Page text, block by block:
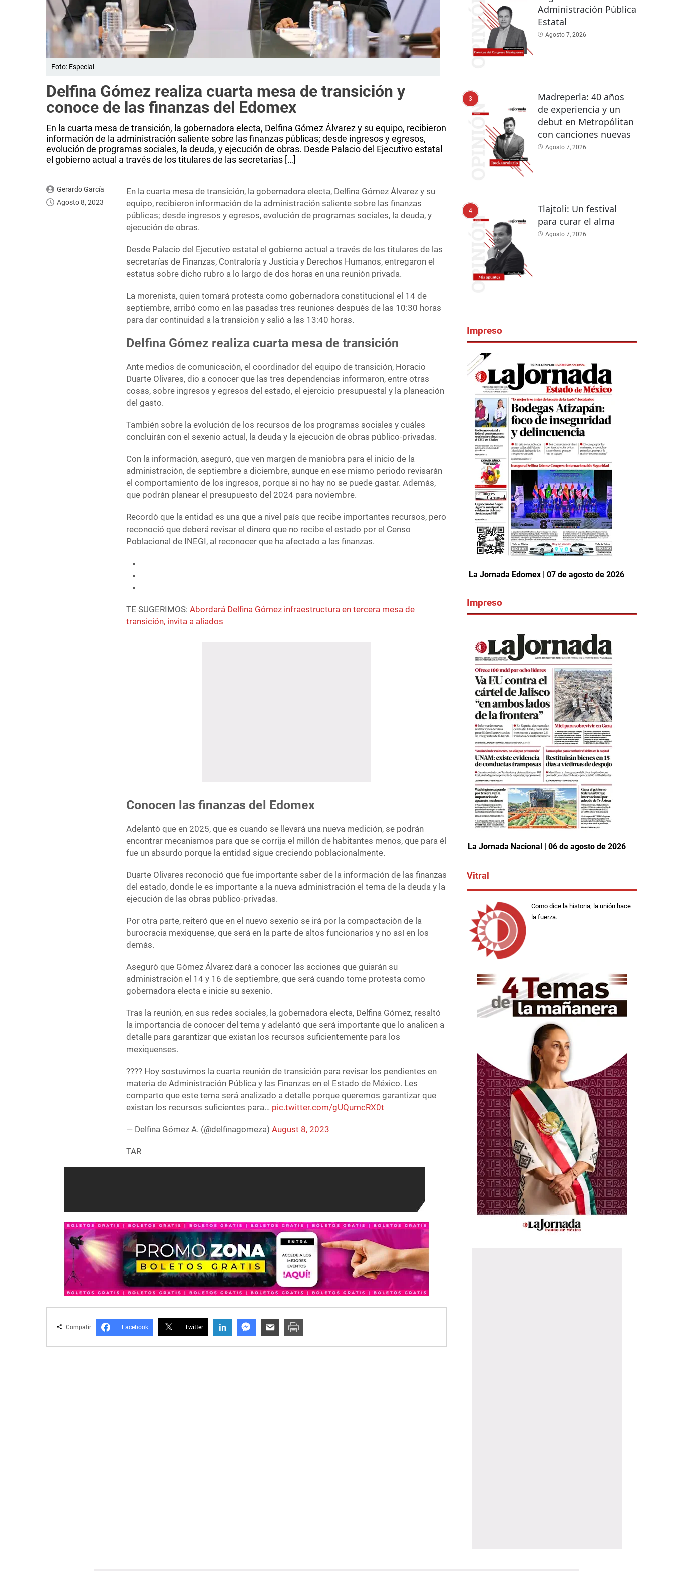
Foto: Especial
Delfina Gómez realiza cuarta mesa de transición y
conoce de las finanzas del Edomex
En la cuarta mesa de transición, la gobernadora electa, Delfina Gómez Álvarez y su equipo, recibieron
información de la administración saliente sobre las finanzas públicas; desde ingresos y egresos,
evolución de programas sociales, la deuda, y ejecución de obras. Desde Palacio del Ejecutivo estatal
el gobierno actual a través de los titulares de las secretarías […]
Gerardo García
Agosto 8, 2023
En la cuarta mesa de transición, la gobernadora electa, Delfina Gómez Álvarez y su
equipo, recibieron información de la administración saliente sobre las finanzas
públicas; desde ingresos y egresos, evolución de programas sociales, la deuda, y
ejecución de obras.
Desde Palacio del Ejecutivo estatal el gobierno actual a través de los titulares de las
secretarías de Finanzas, Contraloría y Justicia y Derechos Humanos, entregaron el
estatus sobre dicho rubro a lo largo de dos horas en una reunión privada.
La morenista, quien tomará protesta como gobernadora constitucional el 14 de
septiembre, arribó como en las pasadas tres reuniones después de las 10:30 horas
para dar continuidad a la transición y salió a las 13:40 horas.
Delfina Gómez realiza cuarta mesa de transición
Ante medios de comunicación, el coordinador del equipo de transición, Horacio
Duarte Olivares, dio a conocer que las tres dependencias informaron, entre otras
cosas, sobre ingresos y egresos del estado, el ejercicio presupuestal y la planeación
del gasto.
También sobre la evolución de los recursos de los programas sociales y cuáles
concluirán con el sexenio actual, la deuda y la ejecución de obras público-privadas.
Con la información, aseguró, que ven margen de maniobra para el inicio de la
administración, de septiembre a diciembre, aunque en ese mismo periodo revisarán
el comportamiento de los ingresos, porque si no hay no se puede gastar. Además,
que podrán planear el presupuesto del 2024 para noviembre.
Recordó que la entidad es una que a nivel país que recibe importantes recursos, pero
reconoció que deberá revisar el dinero que no recibe el estado por el Censo
Poblacional de INEGI, al reconocer que ha afectado a las finanzas.
TE SUGERIMOS: Abordará Delfina Gómez infraestructura en tercera mesa de
transición, invita a aliados
Conocen las finanzas del Edomex
Adelantó que en 2025, que es cuando se llevará una nueva medición, se podrán
encontrar mecanismos para que se corrija el millón de habitantes menos, que para él
fue un absurdo porque la entidad sigue creciendo poblacionalmente.
Duarte Olivares reconoció que fue importante saber de la información de las finanzas
del estado, donde le es importante a la nueva administración el tema de la deuda y la
ejecución de las obras público-privadas.
Por otra parte, reiteró que en el nuevo sexenio se irá por la compactación de la
burocracia mexiquense, que será en la parte de altos funcionarios y no así en los
demás.
Aseguró que Gómez Álvarez dará a conocer las acciones que guiarán su
administración el 14 y 16 de septiembre, que será cuando tome protesta como
gobernadora electa e inicie su sexenio.
Tras la reunión, en sus redes sociales, la gobernadora electa, Delfina Gómez, resaltó
la importancia de conocer del tema y adelantó que será importante que lo analicen a
detalle para garantizar que existan los recursos suficientemente para los
mexiquenses.
???? Hoy sostuvimos la cuarta reunión de transición para revisar los pendientes en
materia de Administración Pública y las Finanzas en el Estado de México. Les
comparto que este tema será analizado a detalle porque queremos garantizar que
existan los recursos suficientes para… pic.twitter.com/gUQumcRX0t
— Delfina Gómez A. (@delfinagomeza) August 8, 2023
TAR
Compatir Facebook Twitter in
Administración Pública
Estatal
Agosto 7, 2026
3
Madreperla: 40 años
de experiencia y un
debut en Metropólitan
con canciones nuevas
Agosto 7, 2026
4
Tlajtoli: Un festival
para curar el alma
Agosto 7, 2026
Impreso
La Jornada Edomex | 07 de agosto de 2026
Impreso
La Jornada Nacional | 06 de agosto de 2026
Vitral
Como dice la historia; la unión hace
la fuerza.